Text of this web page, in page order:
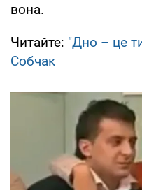
вона.
Читайте: "Дно – це
Собчак